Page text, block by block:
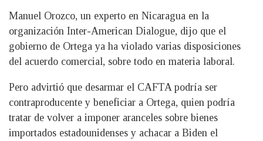
Manuel Orozco, un experto en Nicaragua en la
organización Inter-American Dialogue, dijo que el
gobierno de Ortega ya ha violado varias disposiciones
del acuerdo comercial, sobre todo en materia laboral.
Pero advirtió que desarmar el CAFTA podría ser
contraproducente y beneficiar a Ortega, quien podría
tratar de volver a imponer aranceles sobre bienes
importados estadounidenses y achacar a Biden el